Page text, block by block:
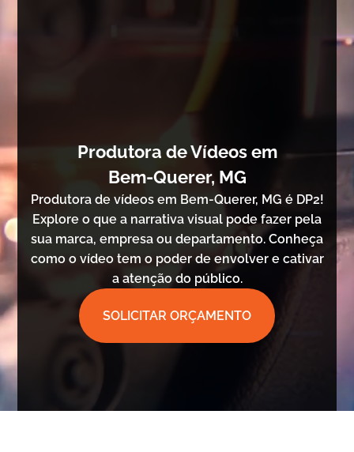
Produtora de Vídeos em
Bem-Querer, MG
Produtora de vídeos em Bem-Querer, MG é DP2!
Explore o que a narrativa visual pode fazer pela
sua marca, empresa ou departamento. Conheça
como o vídeo tem o poder de envolver e cativar
a atenção do público.
SOLICITAR ORÇAMENTO